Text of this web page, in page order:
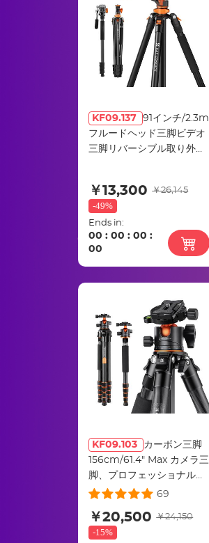
KF09.137
91インチ/2.3m
フルードヘッド三脚ビデオ
三脚リバーシブル取り外し
￥13,300 ￥26,145
-49%
Ends in:
00 :00 :00 :
00
KF09.103
カーボン三脚
156cm/61.4" Max カメラ三
脚、プロフェッショナル
15kg/33ポンド負荷、取り
ボールヘッドA255C2+BH-
35Lとコンパクト三脚。
69
￥20,500 ￥24,150
-15%